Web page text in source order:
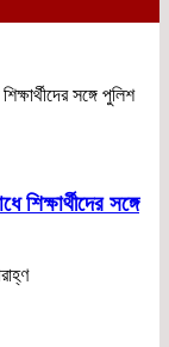
সঙ্গে পুলিশ
সঙ্গে